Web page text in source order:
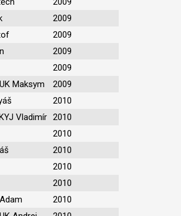
2009
2009
2009
2009
Maksym
2009
2010
Vladimír 2010
2010
2010
2010
2010
2010